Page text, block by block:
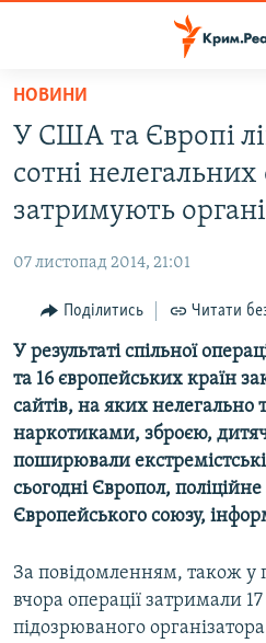
Перейти
основного
матеріалу
до
основної
Перейти
пошуку
БЛОГИ
ПОГЛЯД
ІНТЕРВ'Ю
ВСЕ ЗА ДЕНЬ
СПЕЦПРОЕКТИ
ДЕПОРТАЦІЯ
ВІДЕОУРОКИ «ELIFBE»
УКРАЇНСЬКА ПРОБЛЕМА КРИМУ
ІНФОГРАФІКА
ЯК ОБІЙТИ БЛОКУВАННЯ
Русский
Qırımtatar
ДОЛУЧАЙСЯ!
НОВИНИ
У США та Європі
сотні нелегальних
затримують
07 листопад 2014, 21:01
Поділитись Читати
У результаті спільної
та 16 європейських країн
сайтів, на яких нелегально
наркотиками, зброєю,
поширювали
сьогодні Європол, поліційне
Європейського союзу,
За повідомленням, також у
вчора операції затримали
підозрюваного